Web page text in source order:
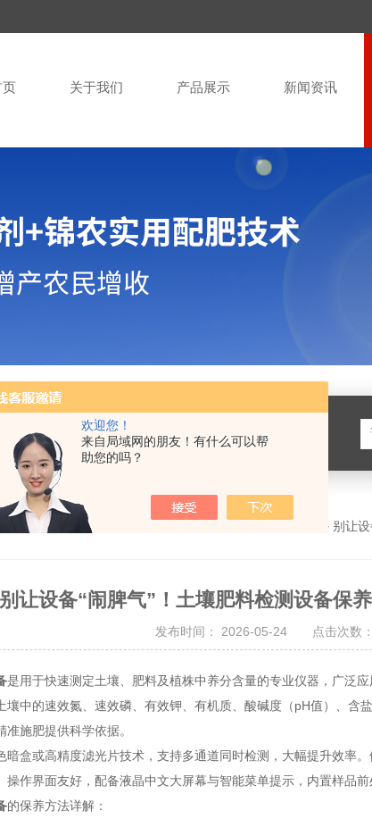
欢迎您！
来自局域网的朋友！有什么可以帮
助您的吗？
页 关于我们 产品展示 新闻资讯
肥检测仪器，有机肥化验仪，有机肥实验室建设
> 别让
别让设备“闹脾气”！土壤肥料检测设备保
发布时间： 2026-05-24 点击次数
是用于快速测定土壤、肥料及植株中养分含量的专业仪器，广泛
壤中的速效氮、速效磷、有效钾、有机质、酸碱度（pH值）、含
施肥提供科学依据。
或高精度滤光片技术，支持多通道同时检测，大幅提升效率。
操作界面友好，配备液晶中文大屏幕与智能菜单提示，内置样品前
的保养方法详解：